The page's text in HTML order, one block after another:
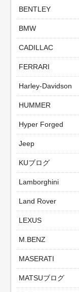
BENTLEY
BMW
CADILLAC
FERRARI
Harley-Davidson
HUMMER
Hyper Forged
Jeep
KUブログ
Lamborghini
Land Rover
LEXUS
M.BENZ
MASERATI
MATSUブログ